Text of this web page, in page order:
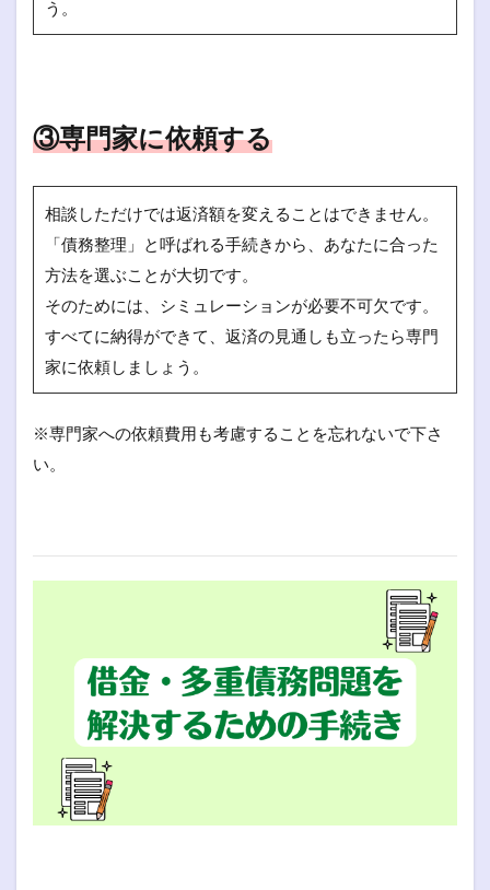
う。
③専門家に依頼する
相談しただけでは返済額を変えることはできません。
「債務整理」と呼ばれる手続きから、あなたに合った
方法を選ぶことが大切です。
そのためには、シミュレーションが必要不可欠です。
すべてに納得ができて、返済の見通しも立ったら専門
家に依頼しましょう。
※専門家への依頼費用も考慮することを忘れないで下さ
い。